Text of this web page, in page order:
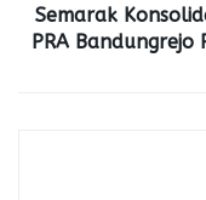
Semarak
PRA Bandungrejo